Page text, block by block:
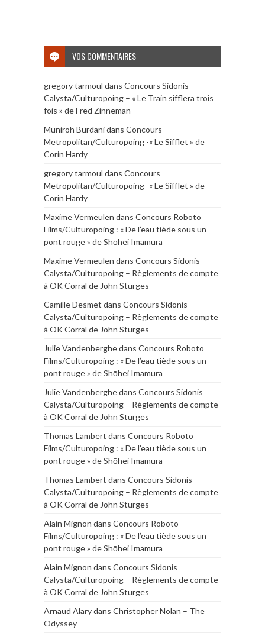
VOS COMMENTAIRES
gregory tarmoul dans Concours Sidonis
Calysta/Culturopoing – « Le Train sifflera trois
fois » de Fred Zinneman
Muniroh Burdanidans Concours
Metropolitan/Culturopoing -« Le Sifflet » de
Corin Hardy
gregory tarmoul dans Concours
Metropolitan/Culturopoing -« Le Sifflet » de
Corin Hardy
Maxime Vermeulen dans Concours Roboto
Films/Culturopoing : « De l’eau tiède sous un
pont rouge » de Shōhei Imamura
Maxime Vermeulen dans Concours Sidonis
Calysta/Culturopoing – Règlements de compte
à OK Corral de John Sturges
Camille Desmet dans Concours Sidonis
Calysta/Culturopoing – Règlements de compte
à OK Corral de John Sturges
Julie Vandenberghedans Concours Roboto
Films/Culturopoing : « De l’eau tiède sous un
pont rouge » de Shōhei Imamura
Julie Vandenberghedans Concours Sidonis
Calysta/Culturopoing – Règlements de compte
à OK Corral de John Sturges
Thomas Lambert dans Concours Roboto
Films/Culturopoing : « De l’eau tiède sous un
pont rouge » de Shōhei Imamura
Thomas Lambert dans Concours Sidonis
Calysta/Culturopoing – Règlements de compte
à OK Corral de John Sturges
Alain Mignon dans Concours Roboto
Films/Culturopoing : « De l’eau tiède sous un
pont rouge » de Shōhei Imamura
Alain Mignon dans Concours Sidonis
Calysta/Culturopoing – Règlements de compte
à OK Corral de John Sturges
Arnaud Alarydans Christopher Nolan – The
Odyssey